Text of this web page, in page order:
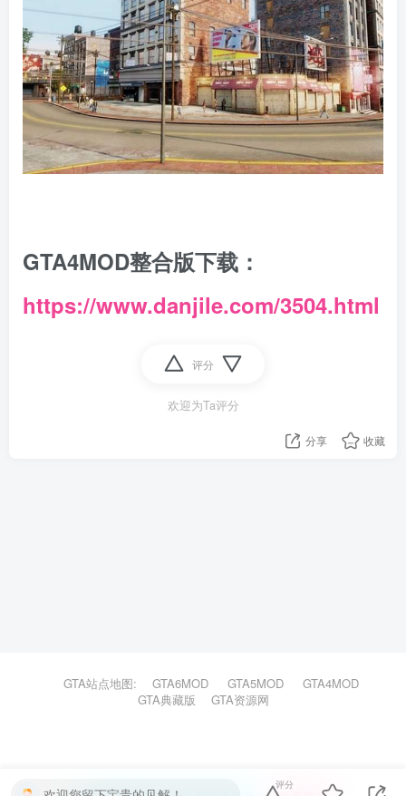
GTA4MOD整合版下载：
https://www.danjile.com/3504.html
评分
欢迎为Ta评分
分享 收藏
GTA站点地图: GTA6MOD GTA5MOD
GTA4MOD
GTA典藏版
GTA资源网
评分